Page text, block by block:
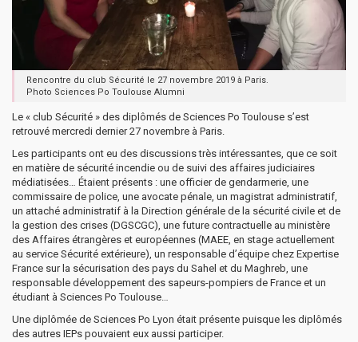
Rencontre du club Sécurité le 27 novembre 2019 à Paris.
Photo Sciences Po Toulouse Alumni
Le « club Sécurité » des diplômés de Sciences Po Toulouse s’est
retrouvé mercredi dernier 27 novembre à Paris.
Les participants ont eu des discussions très intéressantes, que ce soit
en matière de sécurité incendie ou de suivi des affaires judiciaires
médiatisées… Étaient présents : une officier de gendarmerie, une
commissaire de police, une avocate pénale, un magistrat administratif,
un attaché administratif à la Direction générale de la sécurité civile et de
la gestion des crises (DGSCGC), une future contractuelle au ministère
des Affaires étrangères et européennes (MAEE, en stage actuellement
au service Sécurité extérieure), un responsable d’équipe chez Expertise
France sur la sécurisation des pays du Sahel et du Maghreb, une
responsable développement des sapeurs-pompiers de France et un
étudiant à Sciences Po Toulouse…
Une diplômée de Sciences Po Lyon était présente puisque les diplômés
des autres IEPs pouvaient eux aussi participer.